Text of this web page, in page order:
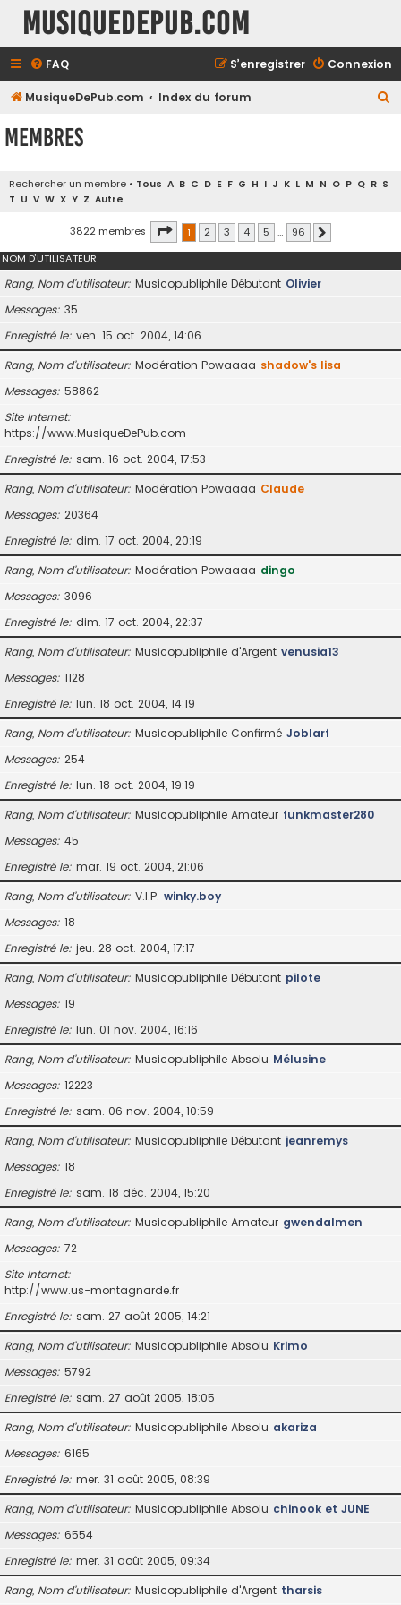
MusiqueDePub.com
FAQ Connexion
S’enregistrer
MusiqueDePub.com Index du forum
Membres
Rechercher un membre • Tous A B C D E F G H I J K L M N O P Q R S
T U V W X Y Z Autre
3822 membres Page 1sur96
1 2 3 4 5 … 96
NOM D’UTILISATEUR
Rang, Nom d’utilisateur Musicopubliphile Débutant Olivier
Messages 35
Enregistré le ven. 15 oct. 2004, 14:06
Rang, Nom d’utilisateur Modération Powaaaa shadow's lisa
Messages 58862
Site Internet
https://www.MusiqueDePub.com
Enregistré le sam. 16 oct. 2004, 17:53
Rang, Nom d’utilisateur Modération Powaaaa Claude
Messages 20364
Enregistré le dim. 17 oct. 2004, 20:19
Rang, Nom d’utilisateur Modération Powaaaa dingo
Messages 3096
Enregistré le dim. 17 oct. 2004, 22:37
Rang, Nom d’utilisateur Musicopubliphile d'Argent venusia13
Messages 1128
Enregistré le lun. 18 oct. 2004, 14:19
Rang, Nom d’utilisateur Musicopubliphile Confirmé Joblarf
Messages 254
Enregistré le lun. 18 oct. 2004, 19:19
Rang, Nom d’utilisateur Musicopubliphile Amateur funkmaster280
Messages 45
Enregistré le mar. 19 oct. 2004, 21:06
Rang, Nom d’utilisateur V.I.P. winky.boy
Messages 18
Enregistré le jeu. 28 oct. 2004, 17:17
Rang, Nom d’utilisateur Musicopubliphile Débutant pilote
Messages 19
Enregistré le lun. 01 nov. 2004, 16:16
Rang, Nom d’utilisateur Musicopubliphile Absolu Mélusine
Messages 12223
Enregistré le sam. 06 nov. 2004, 10:59
Rang, Nom d’utilisateur Musicopubliphile Débutant jeanremys
Messages 18
Enregistré le sam. 18 déc. 2004, 15:20
Rang, Nom d’utilisateur Musicopubliphile Amateur gwendalmen
Messages 72
Site Internet
http://www.us-montagnarde.fr
Enregistré le sam. 27 août 2005, 14:21
Rang, Nom d’utilisateur Musicopubliphile Absolu Krimo
Messages 5792
Enregistré le sam. 27 août 2005, 18:05
Rang, Nom d’utilisateur Musicopubliphile Absolu akariza
Messages 6165
Enregistré le mer. 31 août 2005, 08:39
Rang, Nom d’utilisateur Musicopubliphile Absolu chinook et JUNE
Messages 6554
Enregistré le mer. 31 août 2005, 09:34
Rang, Nom d’utilisateur Musicopubliphile d'Argent tharsis